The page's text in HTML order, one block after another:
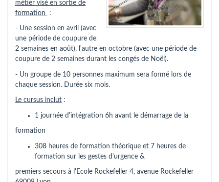
métier visé en sortie de
formation
:
- Une session en avril (avec
une période de coupure de
2 semaines en août), l'autre en octobre (avec une période de
coupure de 2 semaines durant les congés de Noël).
- Un groupe de 10 personnes maximum sera formé lors de
chaque session. Durée six mois.
Le cursus inclut :
1 journée d'intégration 6h avant le démarrage de la
formation
308 heures de formation théorique et 7 heures de
formation sur les gestes d'urgence &
premiers secours à l'Ecole Rockefeller 4, avenue Rockefeller